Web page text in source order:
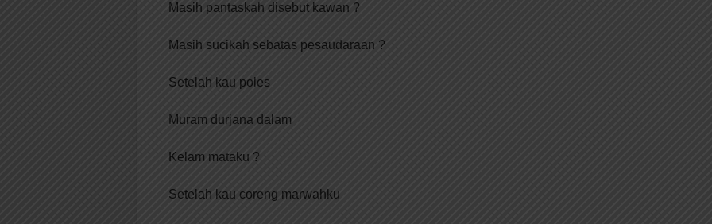
Masih pantaskah disebut kawan ?
Masih sucikah sebatas pesaudaraan ?
Setelah kau poles
Muram durjana dalam
Kelam mataku ?
Setelah kau coreng marwahku